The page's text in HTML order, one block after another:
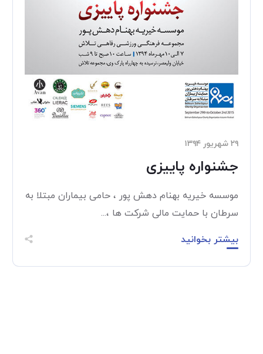
۲۹ شهریور ۱۳۹۴
جشنواره پاییزی
موسسه خیریه بهنام دهش پور ، حامی بیماران مبتلا به
سرطان با حمایت مالی شرکت ها ،...
بیشتر بخوانید